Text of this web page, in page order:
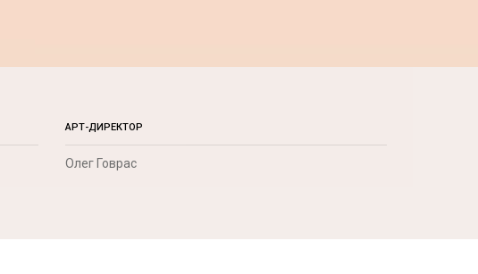
АРТ-ДИРЕКТОР
Олег Говрас